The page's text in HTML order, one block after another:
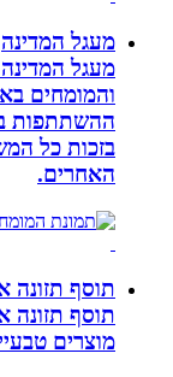
מעגל המדינה
מעגל המדינה
והמומחים
ההשתתפות
בזכות כל
האחרים.
תוסף תזונה
תוסף תזונה
מוצרים טבעיים